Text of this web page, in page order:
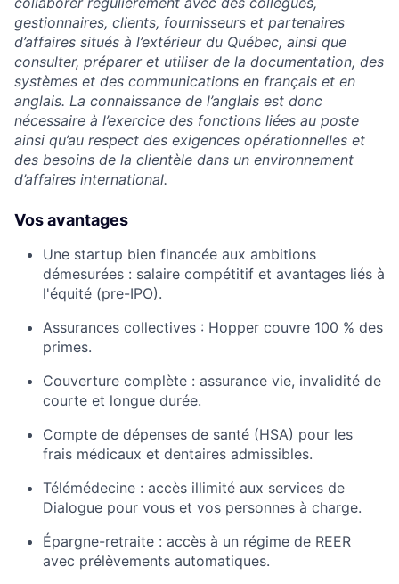
gestionnaires, clients, fournisseurs et partenaires
d’affaires situés à l’extérieur du Québec, ainsi que
consulter, préparer et utiliser de la documentation, des
systèmes et des communications en français et en
anglais. La connaissance de l’anglais est donc
nécessaire à l’exercice des fonctions liées au poste
ainsi qu’au respect des exigences opérationnelles et
des besoins de la clientèle dans un environnement
d’affaires international.
Vos avantages
Une startup bien financée aux ambitions
démesurées : salaire compétitif et avantages liés à
l'équité (pre-IPO).
Assurances collectives : Hopper couvre 100 % des
primes.
Couverture complète : assurance vie, invalidité de
courte et longue durée.
Compte de dépenses de santé (HSA) pour les
frais médicaux et dentaires admissibles.
Télémédecine : accès illimité aux services de
Dialogue pour vous et vos personnes à charge.
Épargne-retraite : accès à un régime de REER
avec prélèvements automatiques.